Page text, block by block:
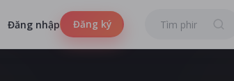
Đăng nhập Đăng ký